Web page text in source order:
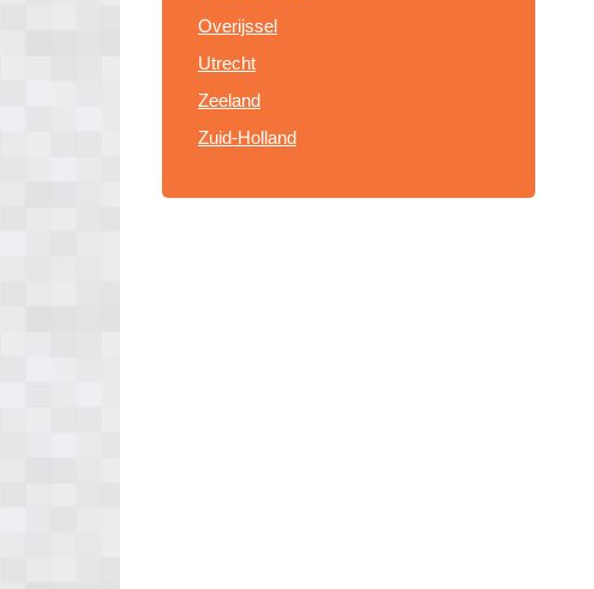
Overijssel
Utrecht
Zeeland
Zuid-Holland